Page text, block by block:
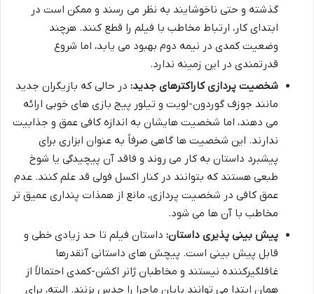
گذشته و حتی ناخوشایند به نظر می رسند و ممکن است در
ابتدای کار، ارتباط مخاطب با فیلم را قطع کنند. هرچند
وضعیت کمدی در نیمه دوم بهبود می یابد، اما شروع
قدرتمندی در این زمینه ندارد.
شخصیت پردازی کاراکترهای جدید: در حالی که بازیگران جدید
مانند جوزف گوردون-لویت و تیلور پیج بازی های خوبی ارائه
می دهند، اما شخصیت هایشان به اندازه کافی عمق و جذابیت
ندارند. این شخصیت ها گاهی صرفاً به عنوان ابزاری برای
پیشبرد داستان به کار می روند و فاقد آن پیچیدگی یا شوخ
طبعی هستند که بتوانند در کنار اکسل فولی قد علم کنند. عدم
عمق کافی در شخصیت پردازی، مانع از همذات پنداری عمیق تر
مخاطب با آن ها می شود.
پیش بینی پذیری داستان: داستان فیلم تا حد زیادی خطی و
قابل پیش بینی است. پیچش های داستانی آنقدرها
غافلگیرکننده نیستند و مخاطبان ژانر اکشن-کمدی احتمالاً از
همان ابتدا می توانند پایان ماجرا را حدس بزنند. البته، برای